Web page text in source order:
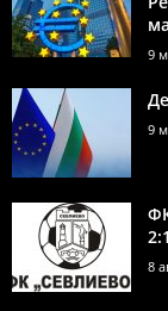
9
9
2:1
8